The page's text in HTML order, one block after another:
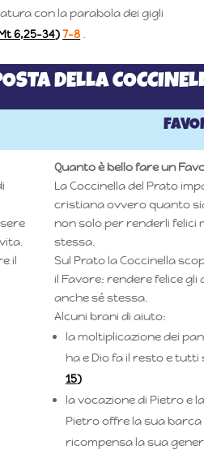
con la parabola dei gigli
6,25-34)7-8 .
DELLA
il
Quanto è bello fare un
La Coccinella del Prato
cristiana ovvero quanto
non solo per renderli felici
stessa.
Sul Prato la Coccinella
il Favore: rendere felice gli
anche sé stessa.
Alcuni brani di aiuto:
la moltiplicazione dei
ha e Dio fa il resto e
15)
la vocazione di Pietro e
Pietro offre la sua barca
ricompensa la sua